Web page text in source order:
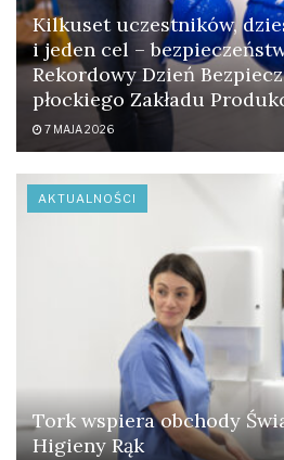
Kilkuset uczestników,
i jeden cel –
Rekordowy Dzień
płockiego Zakładu
7 MAJA 2026
AKTUALNOŚCI
Tork wspiera obchody
Higieny Rąk